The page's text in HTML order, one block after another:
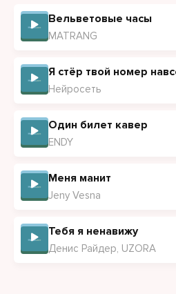
Лезь в мой клан, расхаваю чин
Ненавижу бардак, он меня лжит
Не выдумывай, бро, не манит
Вельветовые часы
MATRANG
Я стёр твой номер
Нейросеть
Один билет кавер
ENDY
Меня манит
Jeny Vesna
Тебя я ненавижу
Денис Райдер, UZORA